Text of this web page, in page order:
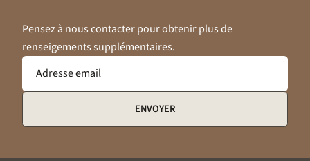
Pensez à nous contacter pour obtenir plus de
renseigements supplémentaires.
Adresse email
ENVOYER